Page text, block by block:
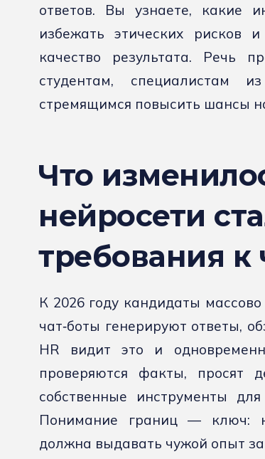
ответов. Вы узнаете, какие
избежать этических рисков
качество результата. Речь
студентам, специалистам
стремящимся повысить шансы
Что
нейросети
требования к
К 2026 году кандидаты
чат‑боты генерируют ответы,
HR видит это и
проверяются факты, просят
собственные инструменты
Понимание границ — ключ:
должна выдавать чужой опыт